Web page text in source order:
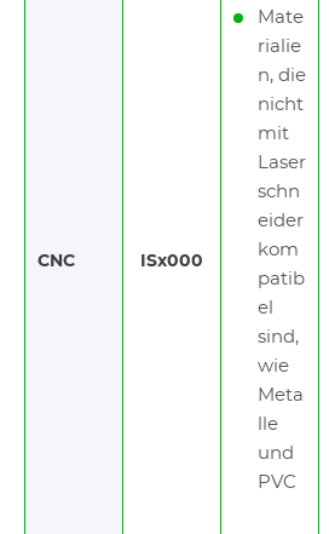
CNC ISx000
Mate
rialie
n, die
nicht
mit
Laser
schn
eider
kom
patib
el
sind,
wie
Meta
lle
und
PVC